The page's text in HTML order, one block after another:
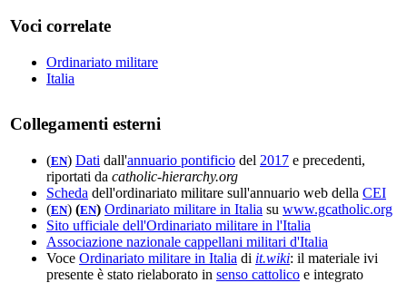
Voci correlate
Ordinariato militare
Italia
Collegamenti esterni
(EN) Dati dall'annuario pontificio del 2017 e precedenti,
riportati da catholic-hierarchy.org
Scheda dell'ordinariato militare sull'annuario web della CEI
(EN) (EN) Ordinariato militare in Italia su www.gcatholic.org
Sito ufficiale dell'Ordinariato militare in l'Italia
Associazione nazionale cappellani militari d'Italia
Voce Ordinariato militare in Italia di it.wiki: il materiale ivi
presente è stato rielaborato in senso cattolico e integrato